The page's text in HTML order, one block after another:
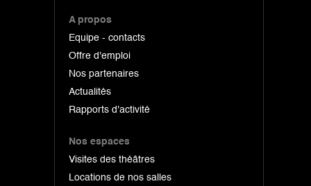
A propos
Equipe - contacts
Offre d'emploi
Nos partenaires
Actualités
Rapports d'activité
Nos espaces
Visites des théâtres
Locations de nos salles